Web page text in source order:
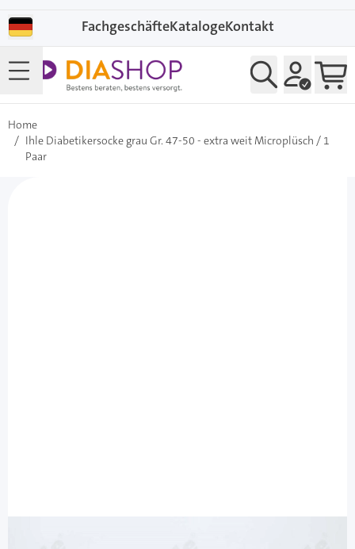
FachgeschäfteKatalogeKontakt
Home
/ Ihle Diabetikersocke grau Gr. 47-50 - extra weit Microplüsch / 1
Paar